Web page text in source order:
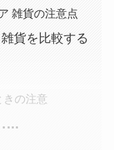
雑貨の注意点
貨を比較する
きの注意